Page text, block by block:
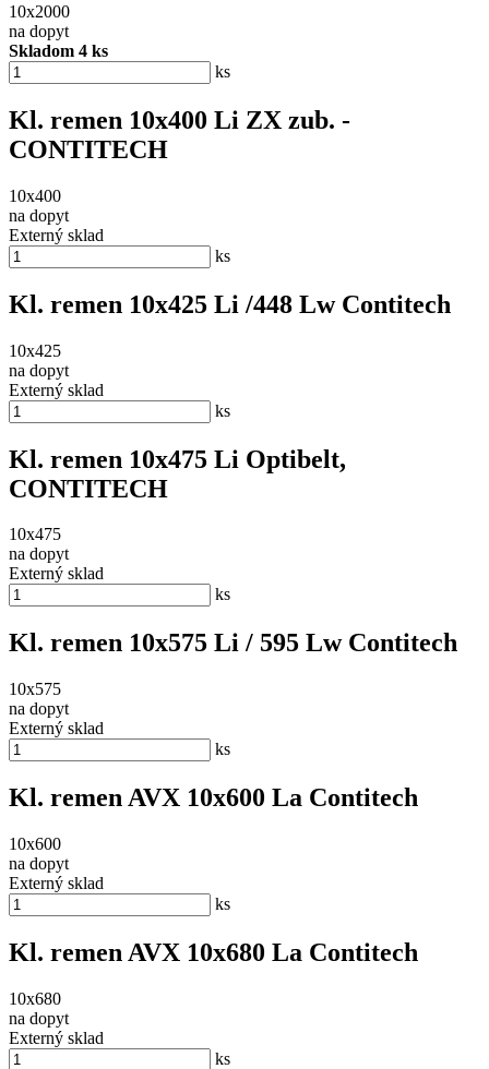
10x2000
na dopyt
Skladom 4 ks
ks
Kl. remen 10x400 Li ZX zub. -
CONTITECH
10x400
na dopyt
Externý sklad
ks
Kl. remen 10x425 Li /448 Lw Contitech
10x425
na dopyt
Externý sklad
ks
Kl. remen 10x475 Li Optibelt,
CONTITECH
10x475
na dopyt
Externý sklad
ks
Kl. remen 10x575 Li / 595 Lw Contitech
10x575
na dopyt
Externý sklad
ks
Kl. remen AVX 10x600 La Contitech
10x600
na dopyt
Externý sklad
ks
Kl. remen AVX 10x680 La Contitech
10x680
na dopyt
Externý sklad
ks